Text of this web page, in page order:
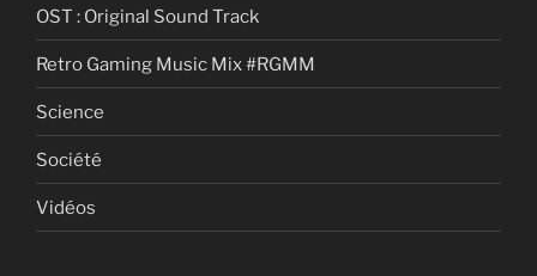
OST : Original Sound Track
Retro Gaming Music Mix #RGMM
Science
Société
Vidéos